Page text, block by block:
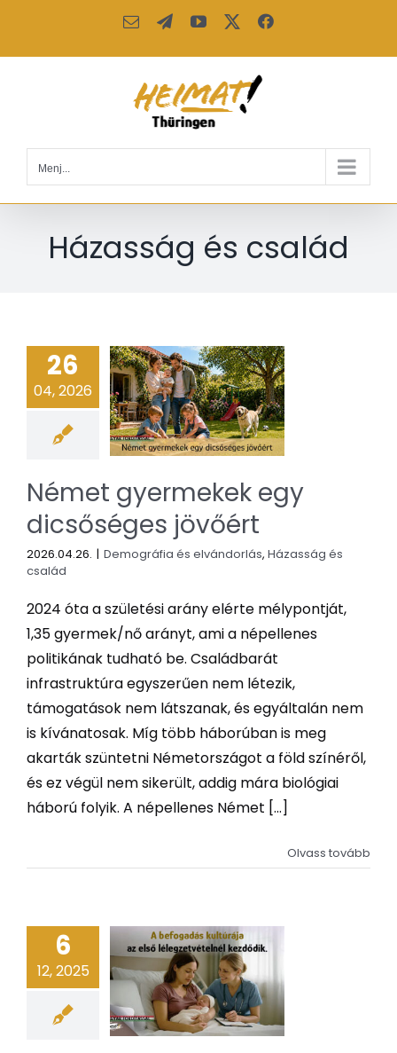
Email:TelegramYouTube Facebook
Menj...
Házasság és család
26
04, 2026
Német gyermekek egy
dicsőséges jövőért
2026.04.26. | Demográfia és elvándorlás, Házasság és
család
2024 óta a születési arány elérte mélypontját,
1,35 gyermek/nő arányt, ami a népellenes
politikának tudható be. Családbarát
infrastruktúra egyszerűen nem létezik,
támogatások nem látszanak, és egyáltalán nem
is kívánatosak. Míg több háborúban is meg
akarták szüntetni Németországot a föld színéről,
és ez végül nem sikerült, addig mára biológiai
háború folyik. A népellenes Német [...]
Olvass tovább
6
12, 2025